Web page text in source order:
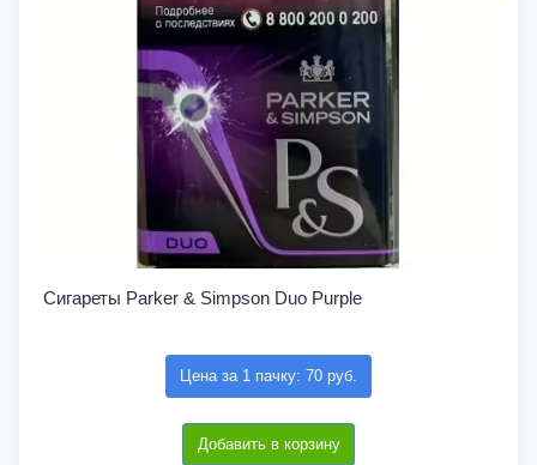
Сигареты Parker & Simpson Duo Purple
Цена за 1 пачку: 70 руб.
Добавить в корзину